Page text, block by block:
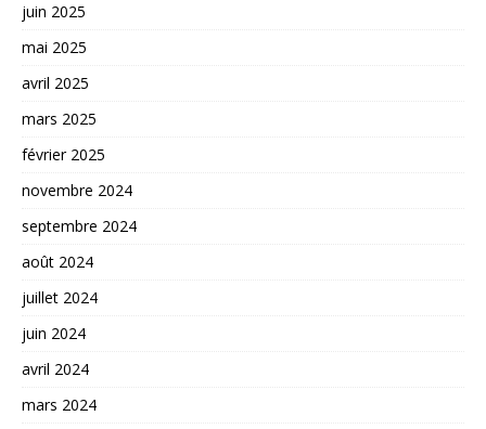
juin 2025
mai 2025
avril 2025
mars 2025
février 2025
novembre 2024
septembre 2024
août 2024
juillet 2024
juin 2024
avril 2024
mars 2024